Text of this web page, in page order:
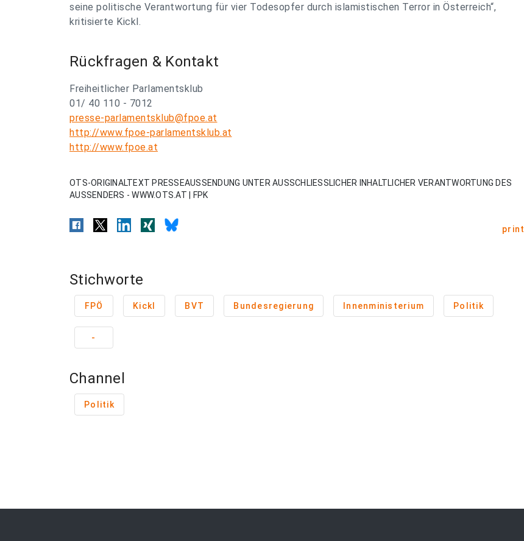
seine politische Verantwortung für vier Todesopfer durch islamistischen Terror in Österreich“,
kritisierte Kickl.
Rückfragen & Kontakt
Freiheitlicher Parlamentsklub
01/ 40 110 - 7012
presse-parlamentsklub@fpoe.at
http://www.fpoe-parlamentsklub.at
http://www.fpoe.at
OTS-ORIGINALTEXT PRESSEAUSSENDUNG UNTER AUSSCHLIESSLICHER INHALTLICHER VERANTWORTUNG DES
AUSSENDERS - WWW.OTS.AT | FPK
print
Stichworte
FPÖ Kickl BVT Bundesregierung Innenministerium Politik
-
Channel
Politik